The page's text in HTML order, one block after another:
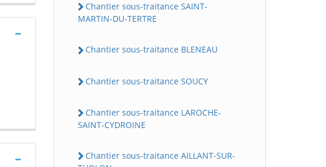
Chantier sous-traitance SAINT-
MARTIN-DU-TERTRE
Chantier sous-traitance BLENEAU
Chantier sous-traitance SOUCY
Chantier sous-traitance LAROCHE-
SAINT-CYDROINE
Chantier sous-traitance AILLANT-SUR-